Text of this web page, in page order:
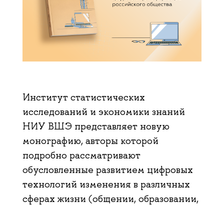
Институт статистических
исследований и экономики знаний
НИУ ВШЭ представляет новую
монографию, авторы которой
подробно рассматривают
обусловленные развитием цифровых
технологий изменения в различных
сферах жизни (общении, образовании,